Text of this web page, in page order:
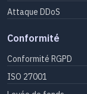
Attaque DDoS
Conformité
Conformité RGPD
ISO 27001